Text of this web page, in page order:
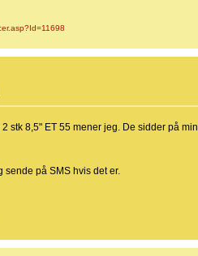
stk 8,5" ET 55 mener jeg. De sidder på
sende på SMS hvis det er.